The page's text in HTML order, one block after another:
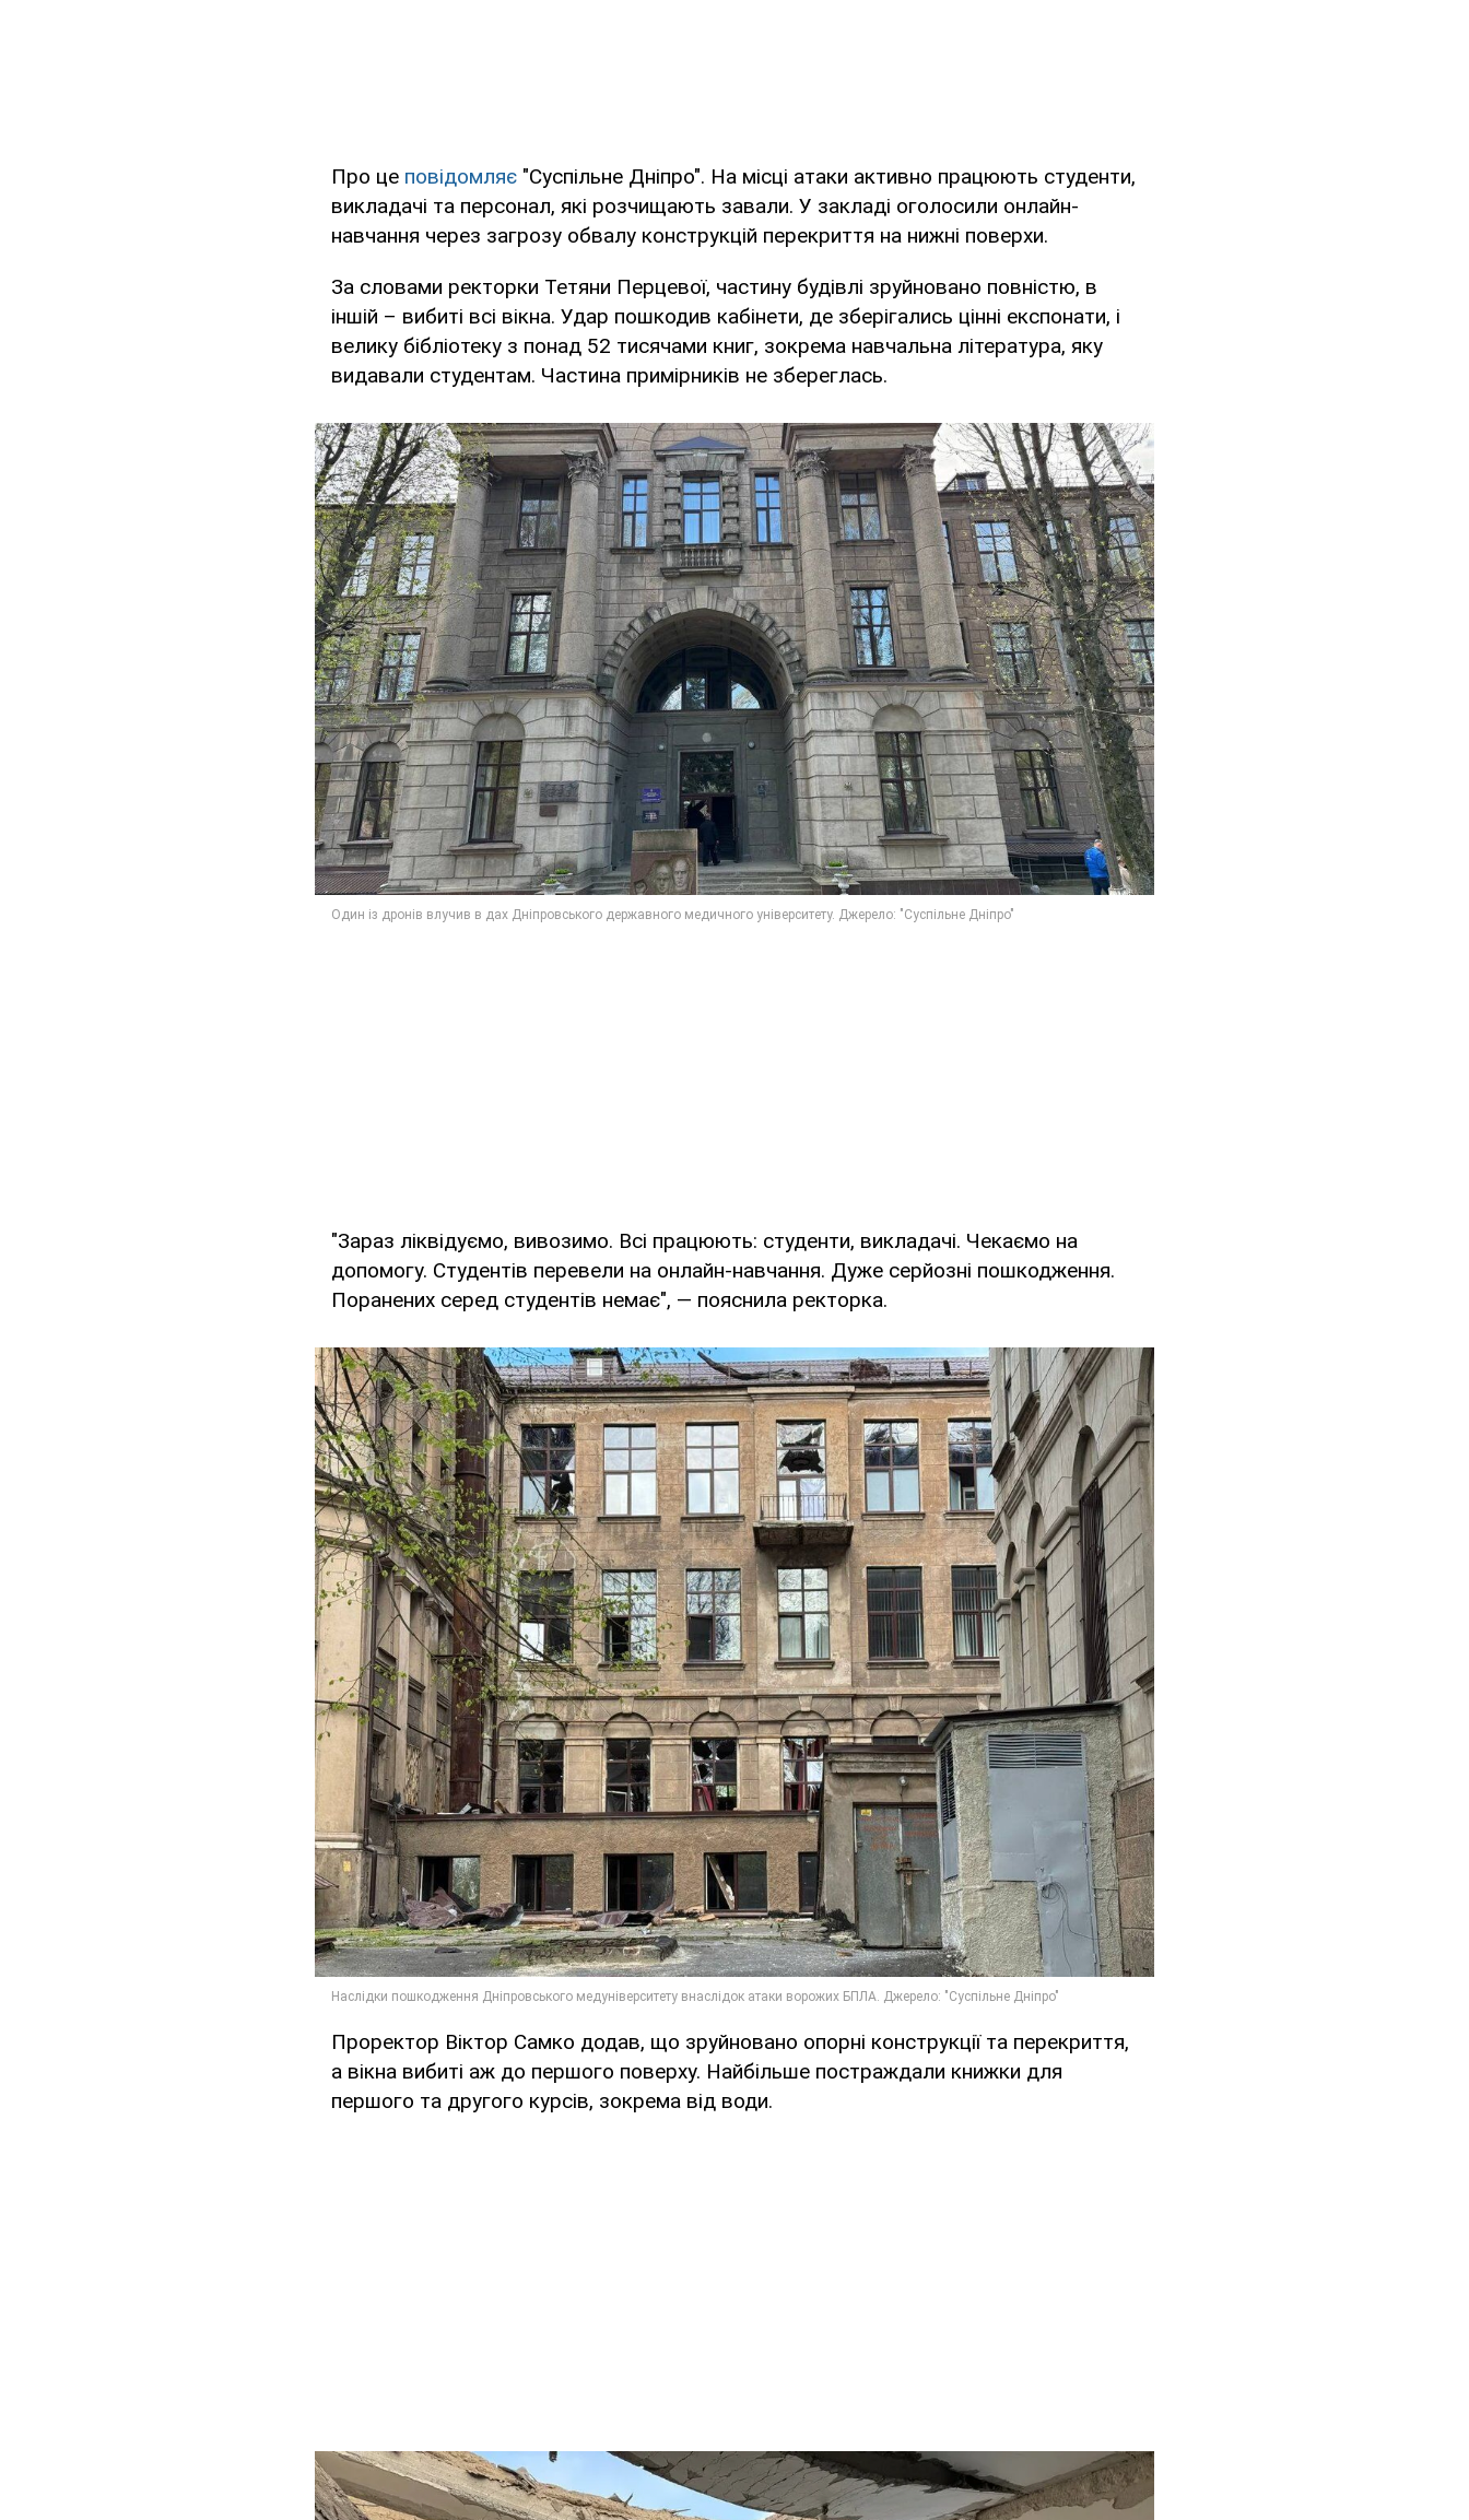
Про це повідомляє "Суспільне Дніпро". На місці атаки активно працюють студенти,
викладачі та персонал, які розчищають завали. У закладі оголосили онлайн-
навчання через загрозу обвалу конструкцій перекриття на нижні поверхи.
За словами ректорки Тетяни Перцевої, частину будівлі зруйновано повністю, в
іншій – вибиті всі вікна. Удар пошкодив кабінети, де зберігались цінні експонати, і
велику бібліотеку з понад 52 тисячами книг, зокрема навчальна література, яку
видавали студентам. Частина примірників не збереглась.
"Зараз ліквідуємо, вивозимо. Всі працюють: студенти, викладачі. Чекаємо на
допомогу. Студентів перевели на онлайн-навчання. Дуже серйозні пошкодження.
Поранених серед студентів немає", — пояснила ректорка.
Проректор Віктор Самко додав, що зруйновано опорні конструкції та перекриття,
а вікна вибиті аж до першого поверху. Найбільше постраждали книжки для
першого та другого курсів, зокрема від води.